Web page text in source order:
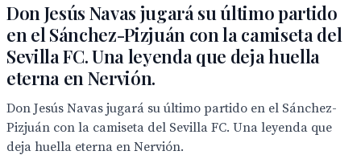
Don Jesús Navas jugará su último partido
en el Sánchez-Pizjuán con la camiseta del
Sevilla FC. Una leyenda que deja huella
eterna en Nervión.
Don Jesús Navas jugará su último partido en el Sánchez-
Pizjuán con la camiseta del Sevilla FC. Una leyenda que
deja huella eterna en Nervión.